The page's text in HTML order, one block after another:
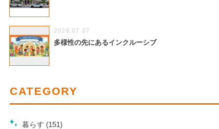
2026.07.07
多様性の先にあるインクルーシブ
CATEGORY
暮らす (151)